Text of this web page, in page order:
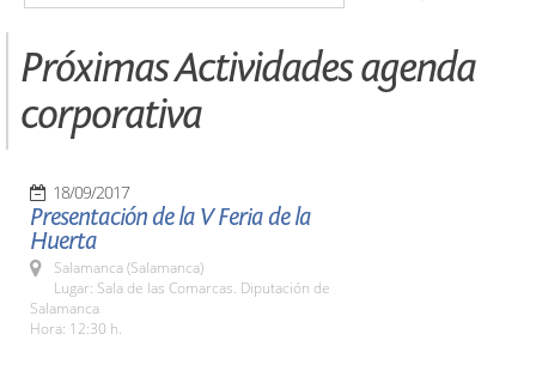
Próximas Actividades agenda
corporativa
18/09/2017
Presentación de la V Feria de la
Huerta
Salamanca (Salamanca)
Lugar: Sala de las Comarcas. Diputación de
Salamanca
Hora: 12:30 h.